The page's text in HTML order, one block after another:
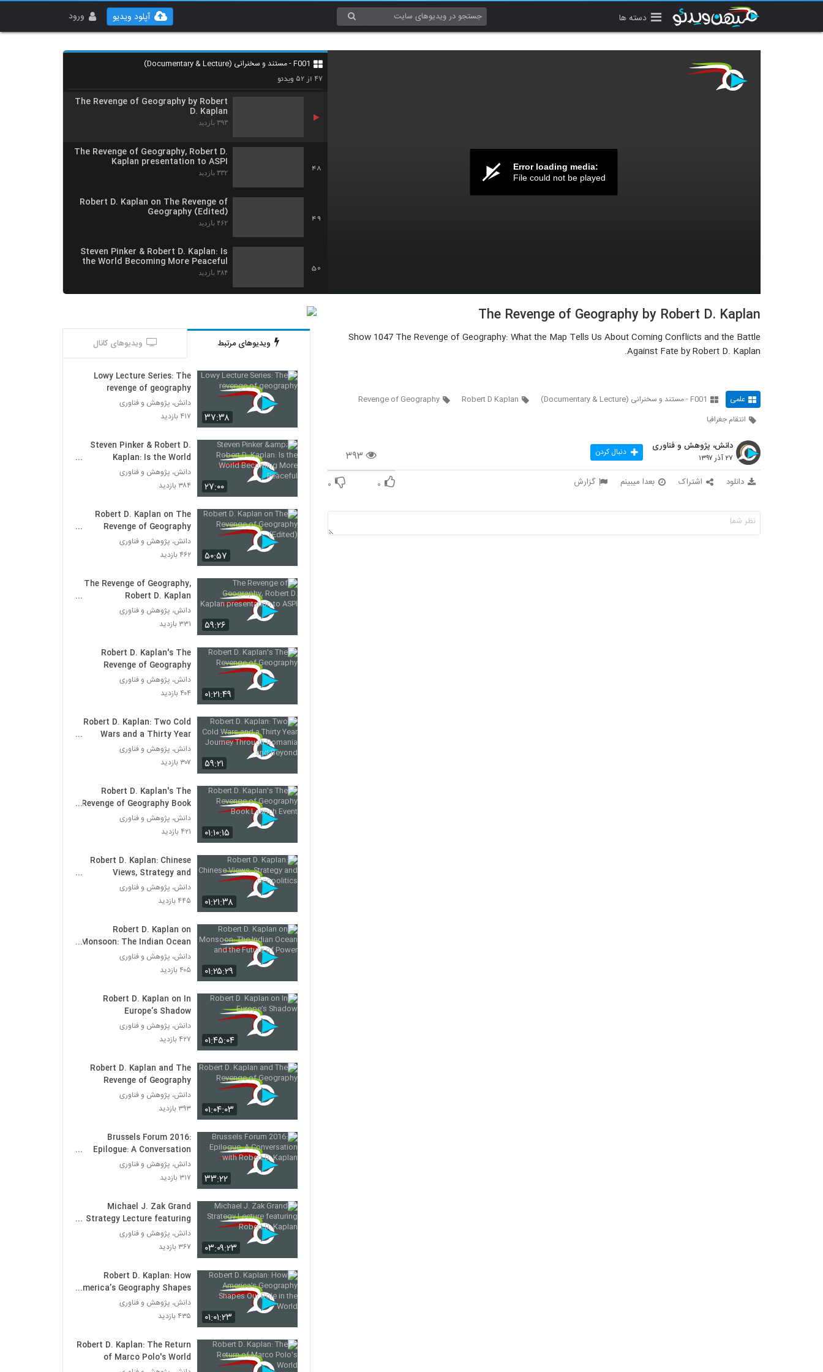
دسته ها ورود آپلود ویدیو
Error loading media:
File could not be played
F001 - مستند و سخنرانی (Documentary & Lecture)
۴۷ از ۵۲ ویدئو
a Thirty Year Journey Through
Romania and Beyond
46
Robert D. Kaplan's The Revenge of
Geography
The Revenge of Geography by Robert
D. Kaplan
۳۹۳ بازدید
48
The Revenge of Geography, Robert D.
Kaplan presentation to ASPI
۳۳۲ بازدید
49
Robert D. Kaplan on The Revenge of
Geography (Edited)
۴۶۲ بازدید
50
Steven Pinker & Robert D. Kaplan: Is
the World Becoming More Peaceful
۳۸۴ بازدید
51
Google and the World Brain
The Revenge of Geography by Robert D. Kaplan
Show 1047 The Revenge of Geography: What the Map Tells Us About Coming Conflicts and the Battle
Against Fate by Robert D. Kaplan.
علمی F001 - مستند و سخنرانی (Documentary & Lecture) Robert D Kaplan
Revenge of Geography
انتقام جغرافیا
۳۹۳
دانش، پژوهش و فناوری
۲۷ آذر ۱۳۹۷ دنبال کردن
دانلود اشتراک بعدا میبینم گزارش ۰ ۰
ویدیوهای مرتبط ویدیوهای کانال
۳۷:۳۸
Lowy Lecture Series: The
revenge of geography
دانش، پژوهش و فناوری
۴۱۷ بازدید
۲۷:۰۰
Steven Pinker & Robert D.
Kaplan: Is the World
Becoming More Peaceful
دانش، پژوهش و فناوری
۳۸۴ بازدید
۵۰:۵۷
Robert D. Kaplan on The
Revenge of Geography
(Edited)
دانش، پژوهش و فناوری
۴۶۲ بازدید
۵۹:۲۶
The Revenge of Geography,
Robert D. Kaplan
presentation to ASPI
دانش، پژوهش و فناوری
۳۳۱ بازدید
۰۱:۲۱:۴۹
Robert D. Kaplan's The
Revenge of Geography
دانش، پژوهش و فناوری
۴۰۴ بازدید
۵۹:۲۱
Robert D. Kaplan: Two Cold
Wars and a Thirty Year
Journey Through Romania
and Beyond
دانش، پژوهش و فناوری
۳۰۷ بازدید
۰۱:۱۰:۱۵
Robert D. Kaplan's The
Revenge of Geography Book
Launch Event
دانش، پژوهش و فناوری
۴۲۱ بازدید
۰۱:۲۱:۳۸
Robert D. Kaplan: Chinese
Views, Strategy and
Geopolitics
دانش، پژوهش و فناوری
۴۴۵ بازدید
۰۱:۲۵:۲۹
Robert D. Kaplan on
Monsoon: The Indian Ocean
and the Future of Power
دانش، پژوهش و فناوری
۴۰۵ بازدید
۰۱:۴۵:۰۴
Robert D. Kaplan on In
Europe’s Shadow
دانش، پژوهش و فناوری
۴۲۷ بازدید
۰۱:۰۴:۰۳
Robert D. Kaplan and The
Revenge of Geography
دانش، پژوهش و فناوری
۳۹۳ بازدید
۳۳:۲۲
Brussels Forum 2016:
Epilogue: A Conversation
with Robert D. Kaplan
دانش، پژوهش و فناوری
۳۱۷ بازدید
۰۳:۰۹:۲۳
Michael J. Zak Grand
Strategy Lecture featuring
Robert D. Kaplan
دانش، پژوهش و فناوری
۳۶۷ بازدید
۰۱:۰۱:۲۳
Robert D. Kaplan: How
America’s Geography Shapes
Our Role in the World
دانش، پژوهش و فناوری
۴۳۵ بازدید
Robert D. Kaplan: The Return
of Marco Polo's World